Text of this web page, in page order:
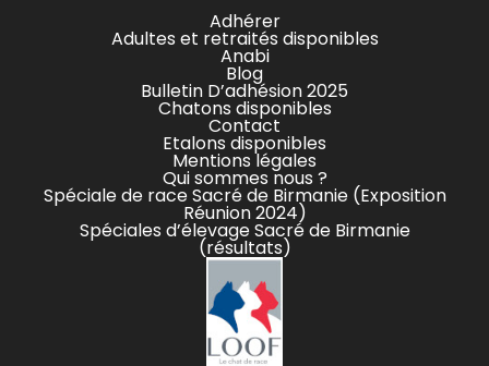
Adhérer
Adultes et retraités disponibles
Anabi
Blog
Bulletin D’adhésion 2025
Chatons disponibles
Contact
Etalons disponibles
Mentions légales
Qui sommes nous ?
Spéciale de race Sacré de Birmanie (Exposition
Réunion 2024)
Spéciales d’élevage Sacré de Birmanie
(résultats)